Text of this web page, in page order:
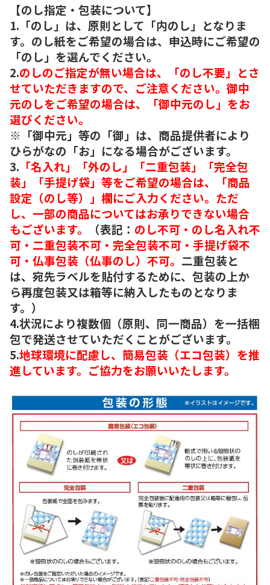
【のし指定・包装について】
1.「のし」は、原則として「内のし」となりま
す。のし紙をご希望の場合は、申込時にご希望の
「のし」を選んでください。
2.のしのご指定が無い場合は、「のし不要」とさ
せていただきますので、ご注意ください。御中
元のしをご希望の場合は、「御中元のし」をお
選びください。
※「御中元」等の「御」は、商品提供者により
ひらがなの「お」になる場合がございます。
3. 「名入れ」「外のし」「二重包装」「完全包
装」「手提げ袋」等をご希望の場合は、「商品
設定（のし等）」欄にご入力ください。ただ
し、一部の商品についてはお承りできない場合
もございます。
（表記： のし不可・のし名入れ不
可・二重包装不可・完全包装不可・手提げ袋不
可・仏事包装（仏事のし）不可。 二重包装と
は、宛先ラベルを貼付するために、包装の上か
ら再度包装又は箱等に納入したものとなりま
す。）
4.状況により複数個（原則、同一商品）を一括梱
包で発送させていただくことがございます。
5.地球環境に配慮し、簡易包装（エコ包装）を推
進しています。ご協力をお願いいたします。